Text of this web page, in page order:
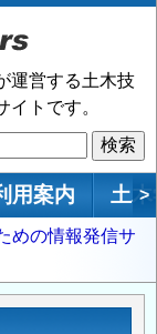
運営する土木技
トです。
用案内 土 >
めの情報発信サ